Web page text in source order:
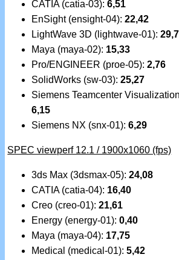
CATIA (catia-03):6,51
EnSight (ensight-04):22,42
LightWave 3D (lightwave-01):
Maya (maya-02): 15,33
Pro/ENGINEER (proe-05):2,76
SolidWorks (sw-03):25,27
Siemens Teamcenter
6,15
Siemens NX (snx-01):6,29
SPEC viewperf 12.1 / 1900x1060 (fps)
3ds Max (3dsmax-05):24,08
CATIA (catia-04): 16,40
Creo (creo-01):21,61
Energy (energy-01):0,40
Maya (maya-04): 17,75
Medical (medical-01):5,42